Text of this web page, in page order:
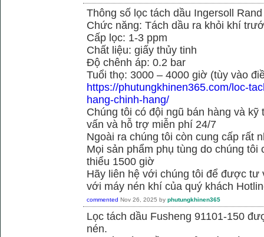
Thông số lọc tách dầu Ingersoll
Chức năng: Tách dầu ra khỏi khí
Cấp lọc: 1-3 ppm
Chất liệu: giấy thủy tinh
Độ chênh áp: 0.2 bar
Tuổi thọ: 3000 – 4000 giờ (tùy vào
https://phutungkhinen365.com/loc-
hang-chinh-hang/
Chúng tôi có đội ngũ bán hàng và
vấn và hỗ trợ miễn phí 24/7
Ngoài ra chúng tôi còn cung cấp rất
Mọi sản phẩm phụ tùng do chúng
thiểu 1500 giờ
Hãy liên hệ với chúng tôi để được tư
với máy nén khí của quý khách
commented Nov 26, 2025 by phutungkhinen365
Lọc tách dầu Fusheng 91101-150
nén.